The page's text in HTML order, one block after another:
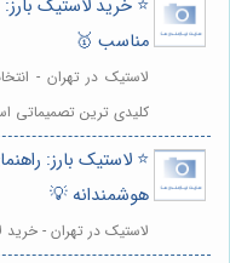
⭐️ خرید لاستیک
مناسب 🥇
لاستیک در تهران -
کلیدی ترین تصمیماتی
⭐️ لاستیک بارز:
هوشمندانه 💡
لاستیک در تهران -